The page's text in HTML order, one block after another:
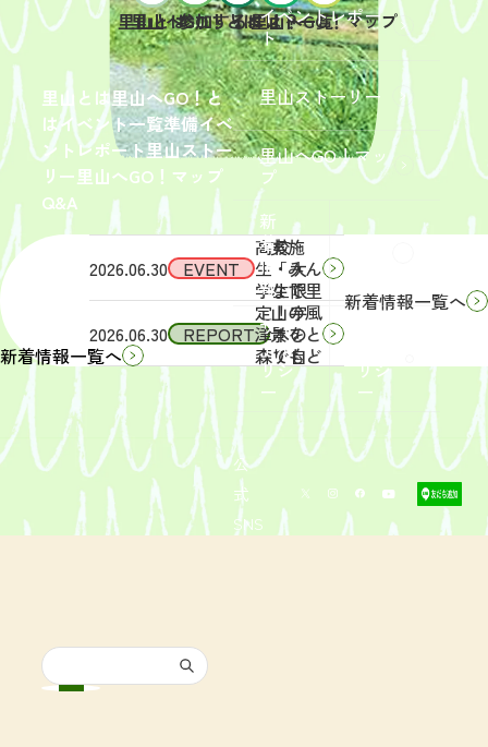
里山とは里山へGO！と
はイベント一覧準備イベ
ントレポート里山ストー
リー里山へGO！マップ
Q&A
イベントレポー
ト
里山ストーリー
里山へGO！マッ
プ
新
着
情
報
サイ
トポ
リシ
ー
リシ
ー
公
式
SNS
里山とは
里山へGO！とは
参加するには？
イベント一覧
里山へGO！マップ
新着情報一覧へ
2026.06.30 EVENT
2026年9
月19日
（土）
開催
「【東
京ポイ
ント対
象】中
学生・
高校
生・大
学生限
定！宇
津木の
森で自
然体
験！」
募集を
開始し
まし
2026.06.30 REPORT
2026年
6月13
（土）
実施
「みん
なで里
山の風
景をと
りもど
そ
う！」
活動レ
ポート
を掲載
しまし
た。
新着情報一覧へ